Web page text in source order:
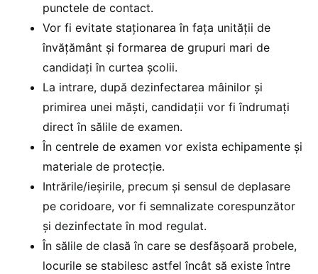
punctele de contact.
Vor fi evitate staționarea în fața unității de
învățământ și formarea de grupuri mari de
candidați în curtea școlii.
La intrare, după dezinfectarea mâinilor și
primirea unei măști, candidații vor fi îndrumaţi
direct în sălile de examen.
În centrele de examen vor exista echipamente și
materiale de protecție.
Intrările/ieșirile, precum și sensul de deplasare
pe coridoare, vor fi semnalizate corespunzător
și dezinfectate în mod regulat.
În sălile de clasă în care se desfășoară probele,
locurile se stabilesc astfel încât să existe între